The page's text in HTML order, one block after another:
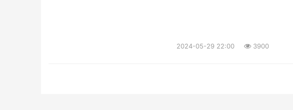
2024-05-29 22:00 3900